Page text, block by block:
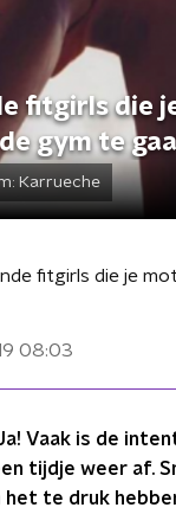
fitgirls die
gym te
Karrueche
08:03
Vaak is de
tijdje weer af.
het te druk